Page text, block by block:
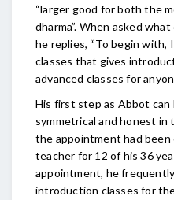
“larger good for both the
dharma”. When asked
he replies, “To begin with,
classes that gives
advanced classes for
His first step as Abbot can
symmetrical and honest in
the appointment had been
teacher for 12 of his 36
appointment, he
introduction classes for